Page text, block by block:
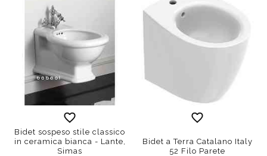
Bidet sospeso stile classico
in ceramica bianca - Lante,
Simas
Bidet a Terra Catalano Italy
52 Filo Parete